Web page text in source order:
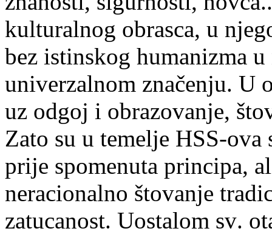
kulturalnog obrasca, u
bez istinskog humanizma u
univerzalnom značenju. U
uz odgoj i obrazovanje,
Zato su u temelje HSS-ova
prije spomenuta principa,
neracionalno štovanje
zatucanost. Uostalom sv.